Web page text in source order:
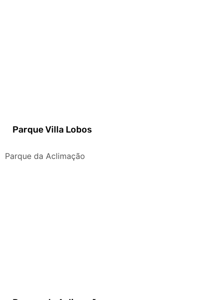
Parque Villa Lobos
Parque da Aclimação